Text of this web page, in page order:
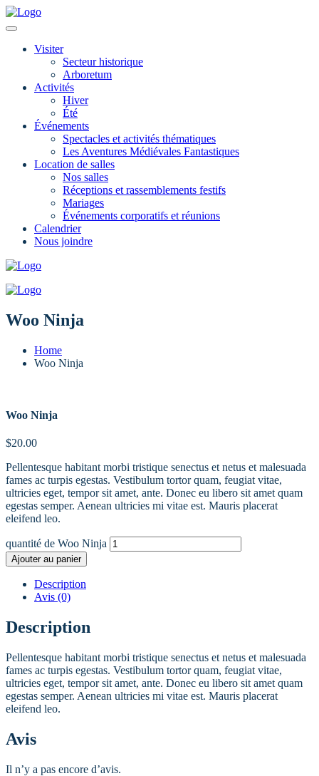
Visiter
Secteur historique
Arboretum
Activités
Hiver
Été
Événements
Spectacles et activités thématiques
Les Aventures Médiévales Fantastiques
Location de salles
Nos salles
Réceptions et rassemblements festifs
Mariages
Événements corporatifs et réunions
Calendrier
Nous joindre
Woo Ninja
Home
Woo Ninja
Woo Ninja
$20.00
Pellentesque habitant morbi tristique senectus et netus et malesuada
fames ac turpis egestas. Vestibulum tortor quam, feugiat vitae,
ultricies eget, tempor sit amet, ante. Donec eu libero sit amet quam
egestas semper. Aenean ultricies mi vitae est. Mauris placerat
eleifend leo.
quantité de Woo Ninja
Ajouter au panier
Description
Avis (0)
Description
Pellentesque habitant morbi tristique senectus et netus et malesuada
fames ac turpis egestas. Vestibulum tortor quam, feugiat vitae,
ultricies eget, tempor sit amet, ante. Donec eu libero sit amet quam
egestas semper. Aenean ultricies mi vitae est. Mauris placerat
eleifend leo.
Avis
Il n’y a pas encore d’avis.